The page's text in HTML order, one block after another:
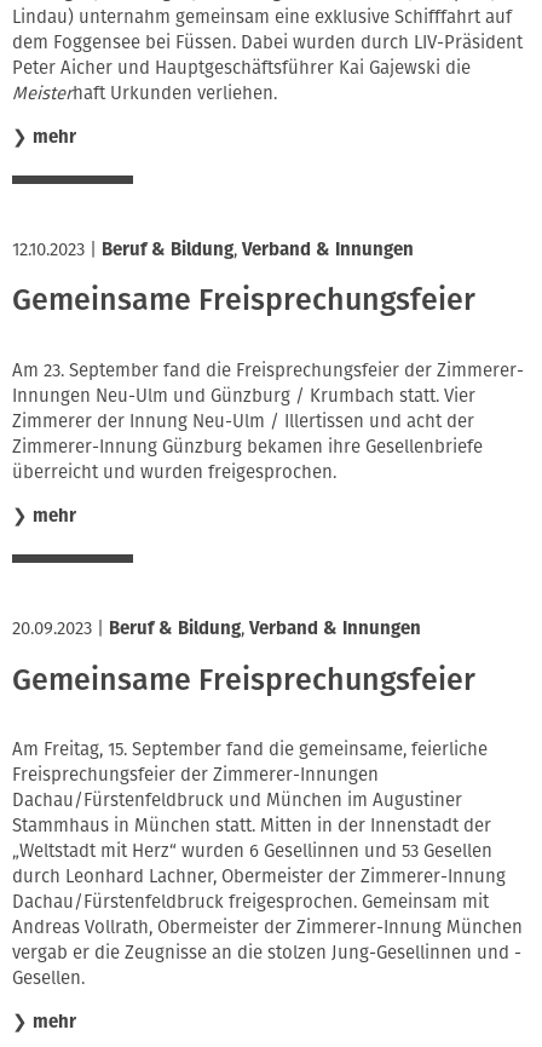
Lindau) unternahm gemeinsam eine exklusive Schifffahrt auf
dem Foggensee bei Füssen. Dabei wurden durch LIV-Präsident
Peter Aicher und Hauptgeschäftsführer Kai Gajewski die
Meisterhaft Urkunden verliehen.
❯ mehr
12.10.2023 Beruf & Bildung, Verband & Innungen
Gemeinsame Freisprechungsfeier
Am 23. September fand die Freisprechungsfeier der Zimmerer-
Innungen Neu-Ulm und Günzburg / Krumbach statt. Vier
Zimmerer der Innung Neu-Ulm / Illertissen und acht der
Zimmerer-Innung Günzburg bekamen ihre Gesellenbriefe
überreicht und wurden freigesprochen.
❯ mehr
20.09.2023 Beruf & Bildung, Verband & Innungen
Gemeinsame Freisprechungsfeier
Am Freitag, 15. September fand die gemeinsame, feierliche
Freisprechungsfeier der Zimmerer-Innungen
Dachau/Fürstenfeldbruck und München im Augustiner
Stammhaus in München statt. Mitten in der Innenstadt der
„Weltstadt mit Herz“ wurden 6 Gesellinnen und 53 Gesellen
durch Leonhard Lachner, Obermeister der Zimmerer-Innung
Dachau/Fürstenfeldbruck freigesprochen. Gemeinsam mit
Andreas Vollrath, Obermeister der Zimmerer-Innung München
vergab er die Zeugnisse an die stolzen Jung-Gesellinnen und -
Gesellen.
❯ mehr